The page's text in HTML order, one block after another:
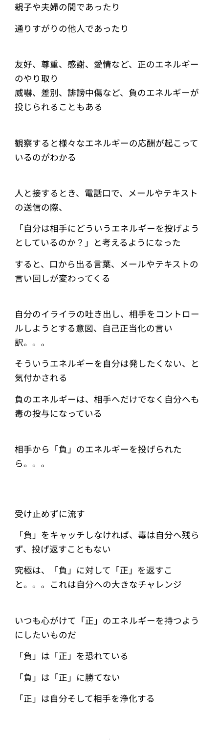
親子や夫婦の間であったり
通りすがりの他人であったり
友好、尊重、感謝、愛情など、正のエネルギー
のやり取り
威嚇、差別、誹謗中傷など、負のエネルギーが
投じられることもある
観察すると様々なエネルギーの応酬が起こって
いるのがわかる
人と接するとき、電話口で、メールやテキスト
の送信の際、
「自分は相手にどういうエネルギーを投げよう
としているのか？」と考えるようになった
すると、口から出る言葉、メールやテキストの
言い回しが変わってくる
自分のイライラの吐き出し、相手をコントロー
ルしようとする意図、自己正当化の言い
訳。。。
そういうエネルギーを自分は発したくない、と
気付かされる
負のエネルギーは、相手へだけでなく自分へも
毒の投与になっている
相手から「負」のエネルギーを投げられた
ら。。。
受け止めずに流す
「負」をキャッチしなければ、毒は自分へ残ら
ず、投げ返すこともない
究極は、「負」に対して「正」を返すこ
と。。。これは自分への大きなチャレンジ
いつも心がけて「正」のエネルギーを持つよう
にしたいものだ
「負」は「正」を恐れている
「負」は「正」に勝てない
「正」は自分そして相手を浄化する